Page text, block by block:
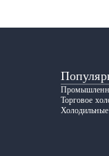
Торговое